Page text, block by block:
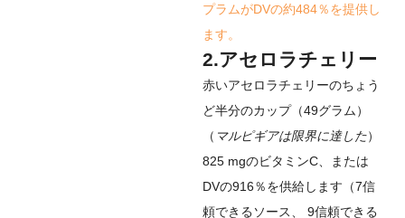
プラムがDVの約484％を提供し
ます。
2.アセロラチェリー
赤いアセロラチェリーのちょう
ど半分のカップ（49グラム）
（ マルピギアは限界に達した）
825 mgのビタミンC、または
DVの916％を供給します（7信
頼できるソース
9信頼できる